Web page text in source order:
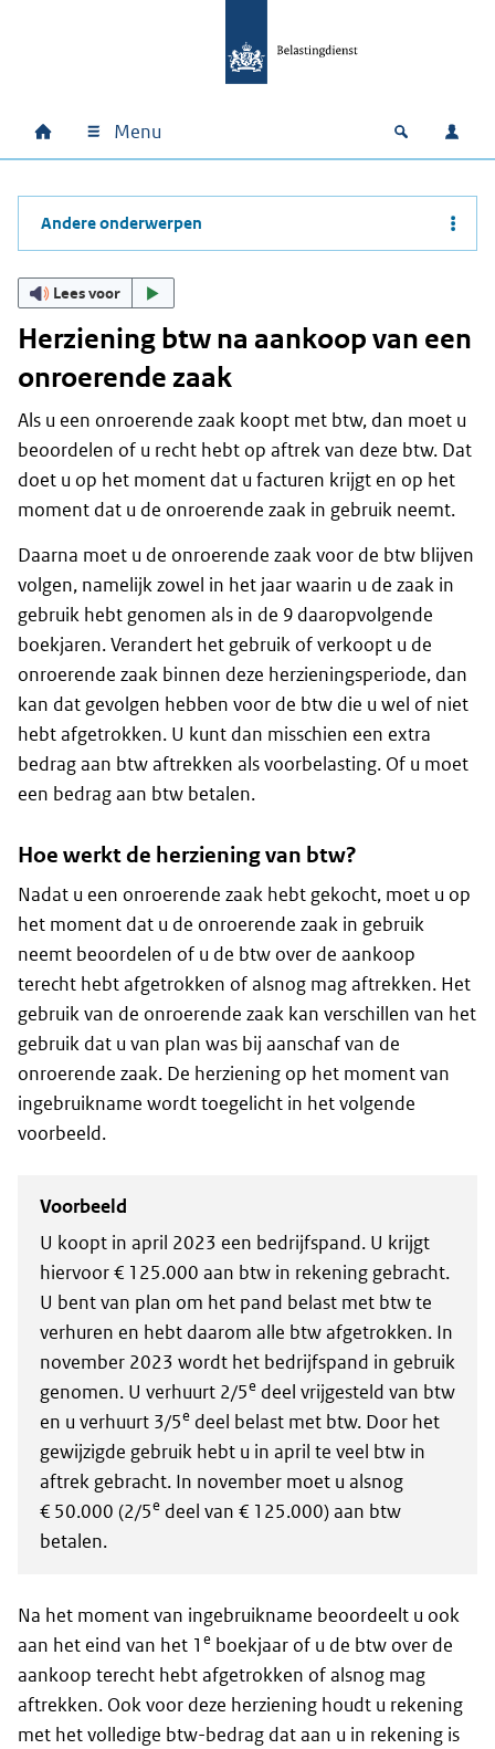
Hoofdnavigatie
Home Menu Open
Andere onderwerpen
Lees voor
Herziening btw na aankoop van een
onroerende zaak
Als u een onroerende zaak koopt met btw, dan moet u
beoordelen of u recht hebt op aftrek van deze btw. Dat
doet u op het moment dat u facturen krijgt en op het
moment dat u de onroerende zaak in gebruik neemt.
Daarna moet u de onroerende zaak voor de btw blijven
volgen, namelijk zowel in het jaar waarin u de zaak in
gebruik hebt genomen als in de 9 daaropvolgende
boekjaren. Verandert het gebruik of verkoopt u de
onroerende zaak binnen deze herzieningsperiode, dan
kan dat gevolgen hebben voor de btw die u wel of niet
hebt afgetrokken. U kunt dan misschien een extra
bedrag aan btw aftrekken als voorbelasting. Of u moet
een bedrag aan btw betalen.
Hoe werkt de herziening van btw?
Nadat u een onroerende zaak hebt gekocht, moet u op
het moment dat u de onroerende zaak in gebruik
neemt beoordelen of u de btw over de aankoop
terecht hebt afgetrokken of alsnog mag aftrekken. Het
gebruik van de onroerende zaak kan verschillen van het
gebruik dat u van plan was bij aanschaf van de
onroerende zaak. De herziening op het moment van
ingebruikname wordt toegelicht in het volgende
voorbeeld.
Voorbeeld
U koopt in april 2023 een bedrijfspand. U krijgt
hiervoor € 125.000 aan btw in rekening gebracht.
U bent van plan om het pand belast met btw te
verhuren en hebt daarom alle btw afgetrokken. In
november 2023 wordt het bedrijfspand in gebruik
genomen. U verhuurt 2/5e deel vrijgesteld van btw
en u verhuurt 3/5e deel belast met btw. Door het
gewijzigde gebruik hebt u in april te veel btw in
aftrek gebracht. In november moet u alsnog
€ 50.000 (2/5e deel van € 125.000) aan btw
betalen.
Na het moment van ingebruikname beoordeelt u ook
aan het eind van het 1 e boekjaar of u de btw over de
aankoop terecht hebt afgetrokken of alsnog mag
aftrekken. Ook voor deze herziening houdt u rekening
met het volledige btw-bedrag dat aan u in rekening is